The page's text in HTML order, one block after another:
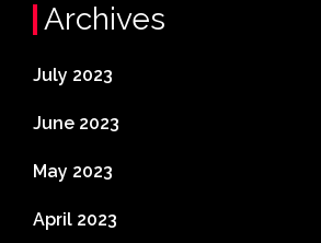
Archives
July 2023
June 2023
May 2023
April 2023